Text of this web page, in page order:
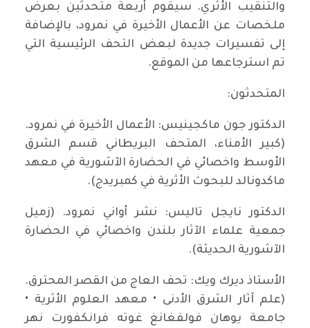
والتنقيب الأثري. سيقوم أربعة متحدثين بعرض
ملخصات عن الأعمال الأخيرة في نمرود، بالإضافة
إلى تفسيرات جديدة لبعض التحف الرئيسية التي
تم استرجاعها من الموقع.
المتحدثون:
الدكتور جون ماكجينيس: الأعمال الأخيرة في نمرود.
(كبير الأمناء، المتحف البريطاني قسم الشرق
الأوسط واخصائي في الحضارة الآشورية في معهد
ماكدونالد للبحوث الأثرية في كمبريدج).
الدكتور نايجل تاليس: نشر أواني نمرود. (زميل
جمعية علماء الآثار بلندن واخصائي في الحضارة
الآشورية الحديثة).
الأستاذ ديرك ويك: تحف العاج من القصر المحترق.
(علم آثار الشرق الأدنى • معهد العلوم الأثرية •
جامعة يوهان فولفغانغ غوته فرانكفورت نهر